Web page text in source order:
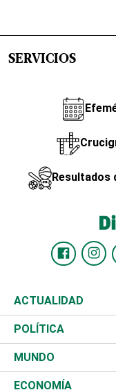
SERVICIOS
Resultados
ACTUALIDAD
Nacional
Ciudad
Educación
POLÍTICA
Partidos
JCE
MUNDO
Estados Unidos
ECONOMÍA